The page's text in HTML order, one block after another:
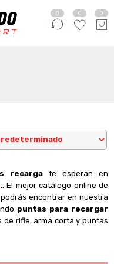
0 0 0
recargate esperan en
… El mejor catálogo online de
encontrar en nuestra
puntas para recargar
rifle, arma corta y puntas